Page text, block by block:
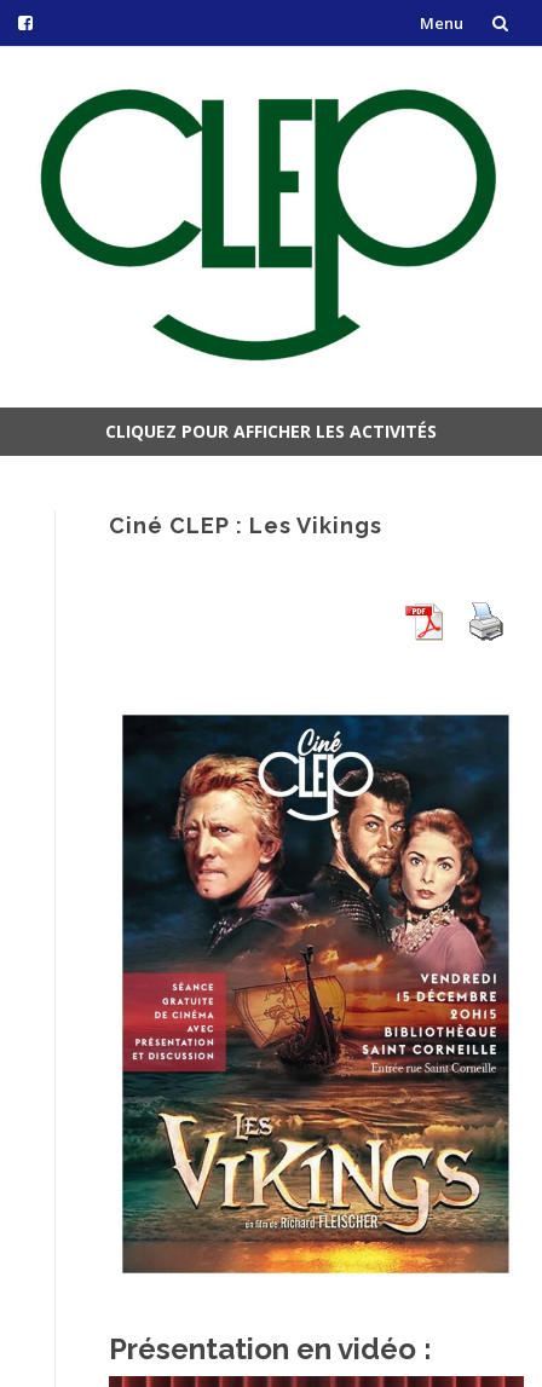
Menu
contenu
CLIQUEZ POUR AFFICHER LES ACTIVITÉS
Ciné CLEP : Les Vikings
Présentation en vidéo :